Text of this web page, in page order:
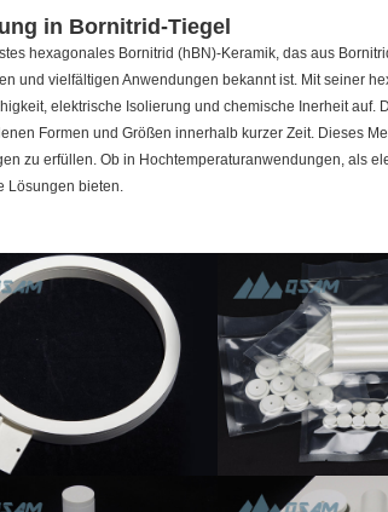
in Bornitrid-Tiegel
hexagonales Bornitrid (hBN)-Keramik, das aus
und vielfältigen Anwendungen bekannt ist. Mit seiner
elektrische Isolierung und chemische Inerheit
Formen und Größen innerhalb kurzer Zeit. Dieses
zu erfüllen. Ob in Hochtemperaturanwendungen, als
Lösungen bieten.